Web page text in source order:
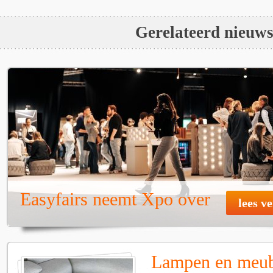
Gerelateerd nieuws
Easyfairs neemt Xpo over lees
Lampen en